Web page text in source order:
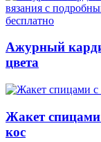
Ажурный
цвета
Жакет спицами
кос